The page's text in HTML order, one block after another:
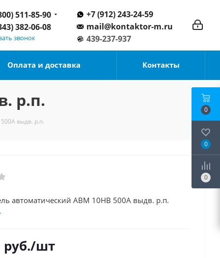
+7 (912) 243-24-59
mail@kontaktor-m.ru
439-237-937
511-85-90
382-06-08
звонок
Оплата и доставка Контакты
р.п.
выдв. р.п.
автоматический АВМ 10НВ 500А выдв. р.п.
руб./шт
0
0
0